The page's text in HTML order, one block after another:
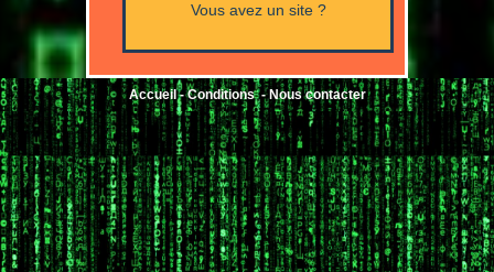
Vous avez un site ?
Accueil-Conditions-Nous contacter